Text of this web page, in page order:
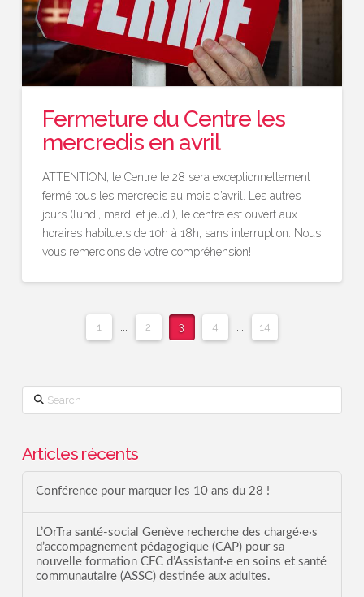
Fermeture du Centre les
mercredis en avril
ATTENTION, le Centre le 28 sera exceptionnellement
fermé tous les mercredis au mois d’avril. Les autres
jours (lundi, mardi et jeudi), le centre est ouvert aux
horaires habituels de 10h à 18h, sans interruption. Nous
vous remercions de votre compréhension!
1 ... 2 3 4 ... 14
Search
Articles récents
Conférence pour marquer les 10 ans du 28 !
L’OrTra santé-social Genève recherche des chargé·e·s
d’accompagnement pédagogique (CAP) pour sa
nouvelle formation CFC d’Assistant·e en soins et santé
communautaire (ASSC) destinée aux adultes.